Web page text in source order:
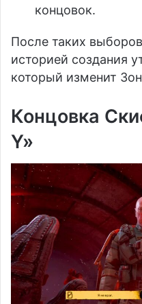
концовок.
После таких
историей создания
который изменит
Концовка
Y»